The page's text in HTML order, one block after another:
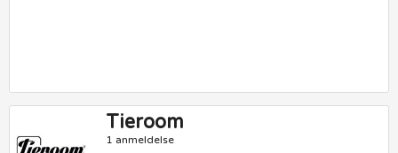
Tieroom
1 anmeldelse